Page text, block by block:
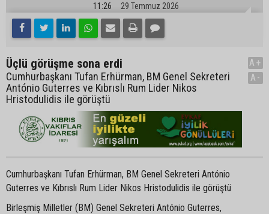
11:26 29 Temmuz 2026
Üçlü görüşme sona erdi
Cumhurbaşkanı Tufan Erhürman, BM Genel Sekreteri
António Guterres ve Kıbrıslı Rum Lider Nikos
Hristodulidis ile görüştü
A+
A-
Cumhurbaşkanı Tufan Erhürman, BM Genel Sekreteri António
Guterres ve Kıbrıslı Rum Lider Nikos Hristodulidis ile görüştü
Birleşmiş Milletler (BM) Genel Sekreteri António Guterres,